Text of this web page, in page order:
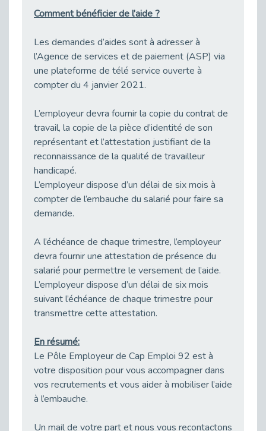
DOETH 2025: Fin de l'écrêtement
Publié le 24/03/2026
Déclarer son handicap à son employeur : un levier professionnel ?
Publié le 23/03/2026
Le silence, l’autre face du recrutement : un appel au respect des candidats.
Publié le 23/03/2026
Publié le 16/03/2026
Cap Emploi : L'accompagnement EXH c’est quoi ?
Publié le 16/03/2026
Publié le 16/03/2026
Décret de renouvellement de l'aide aux employeurs d'apprentis
Publié le 13/03/2026
Publié le 13/03/2026
DOETH 2026 : lancement de la campagne pour les employeurs publics
Publié le 13/03/2026
Troubles DYS et monde du travail : mieux comprendre pour mieux accompagner _ vidéo
Publié le 13/03/2026
Publié le 10/03/2026
Handicap auditif en entreprise, aménagements pour sécuriser la communication - vidéo
Publié le 09/03/2026
Publié le 09/03/2026
Le Tournesol : Ce symbole discret qui change la vie des personnes en situation de handicap invisible
Comment bénéficier de l’aide ?
Les demandes d’aides sont à adresser à
l’Agence de services et de paiement (ASP) via
une plateforme de télé service ouverte à
compter du 4 janvier 2021.
L’employeur devra fournir la copie du contrat de
travail, la copie de la pièce d’identité de son
représentant et l’attestation justifiant de la
reconnaissance de la qualité de travailleur
handicapé.
L’employeur dispose d’un délai de six mois à
compter de l’embauche du salarié pour faire sa
demande.
A l’échéance de chaque trimestre, l’employeur
devra fournir une attestation de présence du
salarié pour permettre le versement de l’aide.
L’employeur dispose d’un délai de six mois
suivant l’échéance de chaque trimestre pour
transmettre cette attestation.
En résumé:
Le Pôle Employeur de Cap Emploi 92 est à
votre disposition pour vous accompagner dans
vos recrutements et vous aider à mobiliser l’aide
à l’embauche.
Un mail de votre part et nous vous recontactons